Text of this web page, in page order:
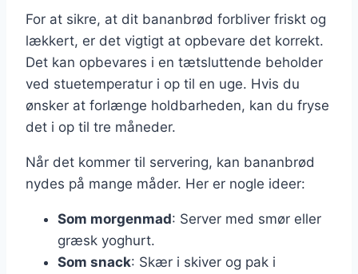
For at sikre, at dit bananbrød forbliver friskt og
lækkert, er det vigtigt at opbevare det korrekt.
Det kan opbevares i en tætsluttende beholder
ved stuetemperatur i op til en uge. Hvis du
ønsker at forlænge holdbarheden, kan du fryse
det i op til tre måneder.
Når det kommer til servering, kan bananbrød
nydes på mange måder. Her er nogle ideer:
Som morgenmad: Server med smør eller
græsk yoghurt.
Som snack: Skær i skiver og pak i